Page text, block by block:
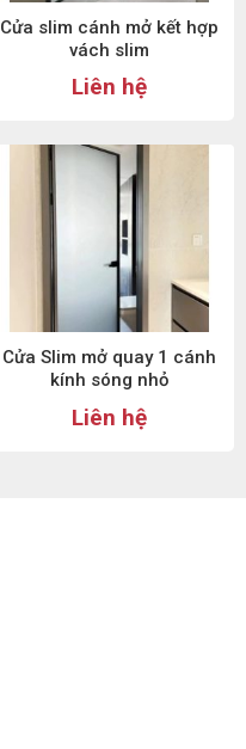
Cửa slim cánh mở kết hợp
vách slim
Liên hệ
Cửa Slim mở quay 1 cánh
kính sóng nhỏ
Liên hệ